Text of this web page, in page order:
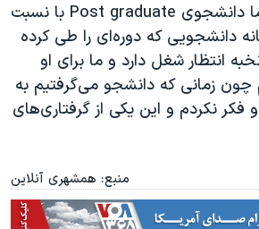
نوبل صلح
آمریکا «سی‌پک»
چین
وی افزود: دانشگاه ما دانشجوی Post graduate با نسبت
دانشجویی که دوره‌ای را طی کرده
انتظار شغل دارد و ما برای او
چون زمانی که دانشجو می‌گرفتیم به
فکر نکردم و این یکی از گرفتاری‌های
منبع: همشهری آنلاین